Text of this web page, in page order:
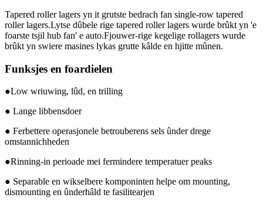
Tapered roller lagers yn it grutste bedrach fan single-row tapered
roller lagers.Lytse dûbele rige tapered roller lagers wurde brûkt yn 'e
foarste tsjil hub fan' e auto.Fjouwer-rige kegelige rollagers wurde
brûkt yn swiere masines lykas grutte kâlde en hjitte mûnen.
Funksjes en foardielen
●Low wriuwing, lûd, en trilling
● Lange libbensdoer
● Ferbettere operasjonele betrouberens sels ûnder drege
omstannichheden
●Rinning-in perioade mei fermindere temperatuer peaks
● Separable en wikselbere komponinten helpe om mounting,
dismounting en ûnderhâld te fasilitearjen